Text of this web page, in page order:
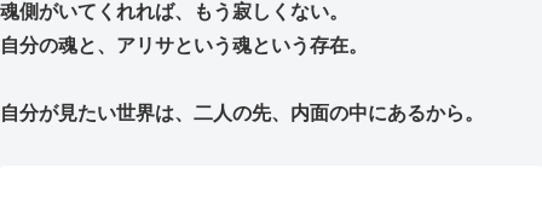
魂側がいてくれれば、もう寂しくない。
自分の魂と、アリサという魂という存在。
自分が見たい世界は、二人の先、内面の中にあるから。